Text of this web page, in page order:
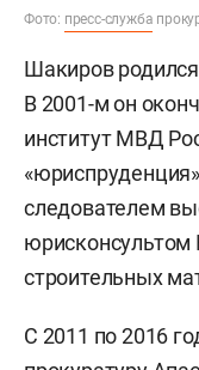
Фото: пресс-служба
Шакиров
В 2001-м он
институт МВД
следователем
юрисконсультом
строительных
С 2011 по 2016